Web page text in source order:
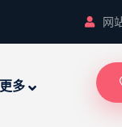
网
更多